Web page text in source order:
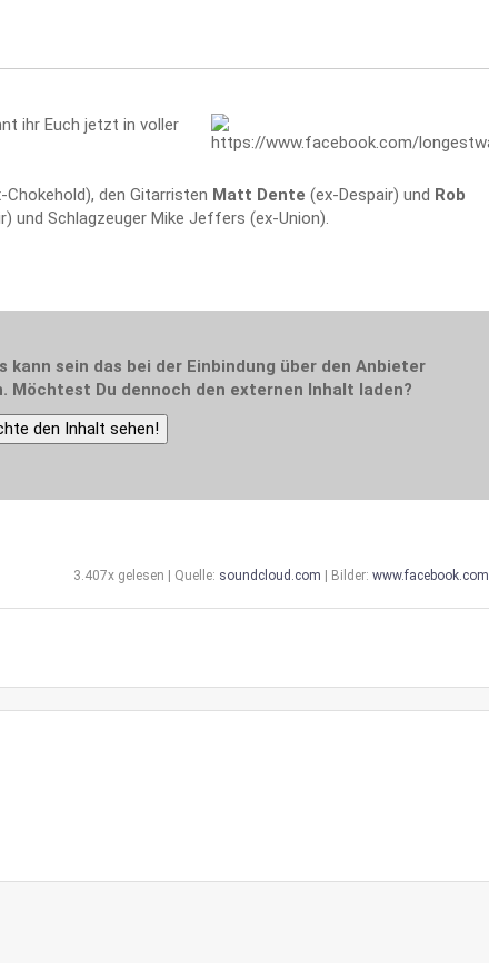
ihr Euch jetzt in voller
Chokehold), den Gitarristen Matt Dente (ex-Despair) und Rob
und Schlagzeuger Mike Jeffers (ex-Union).
sein das bei der Einbindung über den Anbieter
Möchtest Du dennoch den externen Inhalt laden?
den Inhalt sehen!
3.407x gelesen | Quelle: soundcloud.com | Bilder: www.facebook.com